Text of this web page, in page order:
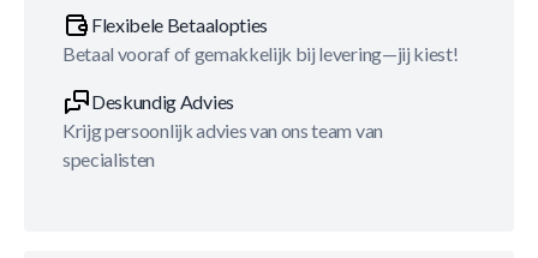
Flexibele Betaalopties
Betaal vooraf of gemakkelijk bij levering—jij kiest!
Deskundig Advies
Krijg persoonlijk advies van ons team van
specialisten